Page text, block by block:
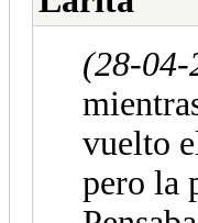
(28-04-
vuelto
pero la